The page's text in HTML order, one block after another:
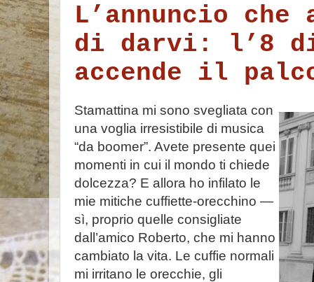
L’annuncio che
di darvi: l’8
accende il
Stamattina mi sono svegliata con
una voglia irresistibile di musica
“da boomer”. Avete presente quei
momenti in cui il mondo ti chiede
dolcezza? E allora ho infilato le
mie mitiche cuffiette-orecchino —
sì, proprio quelle consigliate
dall’amico Roberto, che mi hanno
cambiato la vita. Le cuffie normali
mi irritano le orecchie, gli